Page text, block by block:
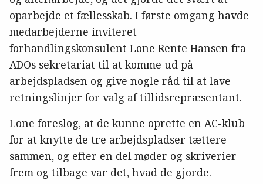
oparbejde et fællesskab. I første omgang havde
medarbejderne inviteret
forhandlingskonsulent Lone Rente Hansen fra
ADOs sekretariat til at komme ud på
arbejdspladsen og give nogle råd til at lave
retningslinjer for valg af tillidsrepræsentant.
Lone foreslog, at de kunne oprette en AC-klub
for at knytte de tre arbejdspladser tættere
sammen, og efter en del møder og skriverier
frem og tilbage var det, hvad de gjorde.